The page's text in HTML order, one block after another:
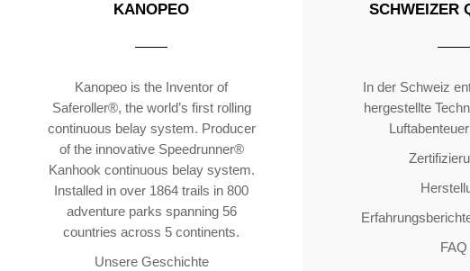
KANOPEO
Kanopeo is the Inventor of
Saferoller®, the world’s first rolling
continuous belay system. Producer
of the innovative Speedrunner®
Kanhook continuous belay system.
Installed in over 1864 trails in 800
adventure parks spanning 56
countries across 5 continents.
Unsere Geschichte
SCHWEIZER
In der Schweiz
hergestellte
FAQ